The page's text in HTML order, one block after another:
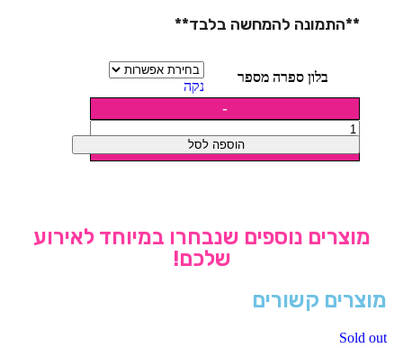
**התמונה להמחשה בלבד**
בלון ספרה מספר
נקה
הוספה לסל
מוצרים נוספים שנבחרו במיוחד לאירוע
שלכם!
מוצרים קשורים
Sold out